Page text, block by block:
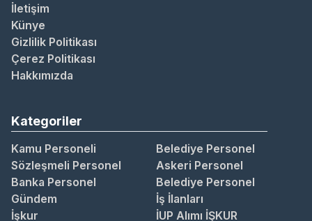
İletişim
Künye
Gizlilik Politikası
Çerez Politikası
Hakkımızda
Kategoriler
Kamu Personeli
Belediye Personel
Sözleşmeli Personel
Askeri Personel
Banka Personel
Belediye Personel
Gündem
İş İlanları
İşkur
İUP Alımı İŞKUR